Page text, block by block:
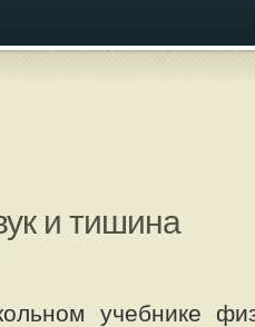
и тишина
учебнике